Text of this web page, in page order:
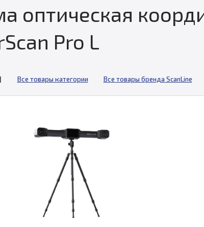
оптическая
Pro L
Все товары категории Все товары бренда ScanLine